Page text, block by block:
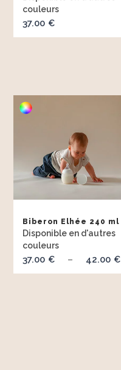
37.00 €
Biberon Elhée 240 ml
37.00 € – 42.00 €